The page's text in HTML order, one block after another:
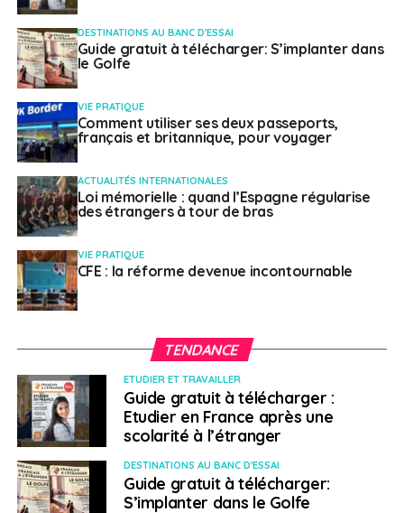
international mobility » d’Erasmus +
DESTINATIONS AU BANC D'ESSAI
Guide gratuit à télécharger: S’implanter dans
le Golfe
VIE PRATIQUE
Comment utiliser ses deux passeports,
français et britannique, pour voyager
ACTUALITÉS INTERNATIONALES
Loi mémorielle : quand l’Espagne régularise
des étrangers à tour de bras
VIE PRATIQUE
CFE : la réforme devenue incontournable
TENDANCE
ETUDIER ET TRAVAILLER
Guide gratuit à télécharger :
Etudier en France après une
scolarité à l’étranger
DESTINATIONS AU BANC D'ESSAI
Guide gratuit à télécharger:
S’implanter dans le Golfe